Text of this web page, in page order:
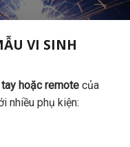
VI SINH
hoặc remote của
nhiều phụ kiện: